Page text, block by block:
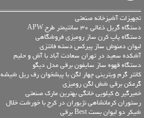
تجهیزات آشپزخانه صنعتی
دستگاه گریل ذغالی 30 سانتیمتر طرح APW
دستگاه پاپ کرن ساز رومیزی فروشگاهی
لیوان دمنوش ساز پیرکس دسته فانتزی
آشکده سعید در تهران سعادت آباد با آش و حلیم
دستگاه قهوه ساز سایفون برقی مدل دیگو
کانتر گرم ویترینی چهار لگن با پیشخوان رف ریل شیشه
گرمکن برقی شش لگن رومیزی
خمیرگیر 5 کیلویی خانگی بهترین مارک صنعتی
رستوران کرمانشاهی نژیوران در کرج با خورشت خلال
شیکر دو لیوان بست Best برقی